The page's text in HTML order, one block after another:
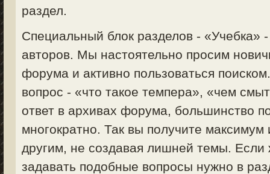
раздел.
Специальный блок разделов -
авторов. Мы настоятельно просим
форума и активно пользоваться
вопрос - «что такое темпера», «чем
ответ в архивах форума, большинство
многократно. Так вы получите
другим, не создавая лишней темы. Если
задавать подобные вопросы нужно в